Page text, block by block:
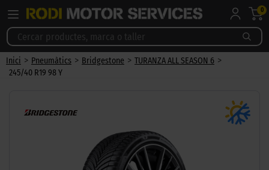
0
Inici > Pneumàtics > Bridgestone > TURANZA ALL SEASON 6 >
245/40 R19 98 Y